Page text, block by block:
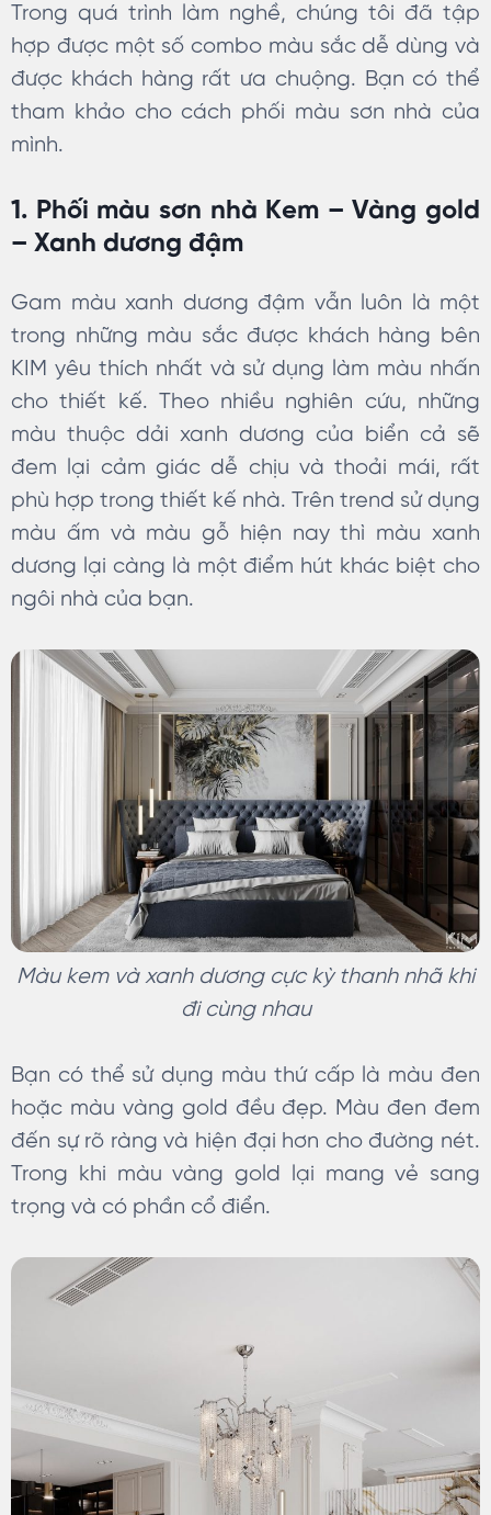
Trong quá trình làm nghề, chúng tôi đã tập
hợp được một số combo màu sắc dễ dùng và
được khách hàng rất ưa chuộng. Bạn có thể
tham khảo cho cách phối màu sơn nhà của
mình.
1. Phối màu sơn nhà Kem – Vàng gold
– Xanh dương đậm
Gam màu xanh dương đậm vẫn luôn là một
trong những màu sắc được khách hàng bên
KIM yêu thích nhất và sử dụng làm màu nhấn
cho thiết kế. Theo nhiều nghiên cứu, những
màu thuộc dải xanh dương của biển cả sẽ
đem lại cảm giác dễ chịu và thoải mái, rất
phù hợp trong thiết kế nhà. Trên trend sử dụng
màu ấm và màu gỗ hiện nay thì màu xanh
dương lại càng là một điểm hút khác biệt cho
ngôi nhà của bạn.
Màu kem và xanh dương cực kỳ thanh nhã khi
đi cùng nhau
Bạn có thể sử dụng màu thứ cấp là màu đen
hoặc màu vàng gold đều đẹp. Màu đen đem
đến sự rõ ràng và hiện đại hơn cho đường nét.
Trong khi màu vàng gold lại mang vẻ sang
trọng và có phần cổ điển.